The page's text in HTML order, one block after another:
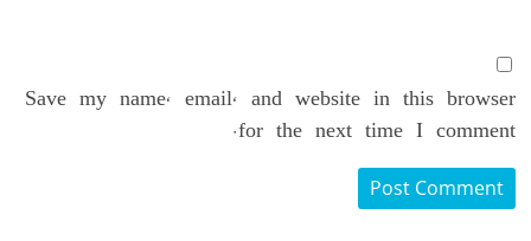
Save my name, email, and website in this browser
for the next time I comment.